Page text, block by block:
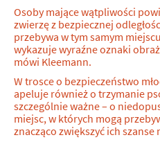
Osoby mające wątpliwości
zwierzę z bezpiecznej
przebywa w tym samym
wykazuje wyraźne oznaki
mówi Kleemann.
W trosce o bezpieczeństwo
apeluje również o trzymanie
szczególnie ważne – o
miejsc, w których mogą
znacząco zwiększyć ich szanse